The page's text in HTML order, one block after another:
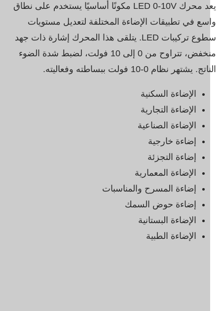
يعد محرك LED 0-10V مكونًا أساسيًا يستخدم على نطاق
في تطبيقات الإضاءة المختلفة لتعديل مستويات
سطوع تركيبات LED. يتلقى هذا المحرك إشارة ذات جهد
منخفض، تتراوح من 0 إلى 10 فولت، لضبط شدة الضوء
يشتهر نظام 0-10 فولت ببساطته وفعاليته.
الإضاءة السكنية
الإضاءة التجارية
الإضاءة الصناعية
إضاءة خارجية
إضاءة التجزئة
الإضاءة المعمارية
إضاءة المسرح والمناسبات
إضاءة حوض السمك
الإضاءة البستانية
الإضاءة الطبية